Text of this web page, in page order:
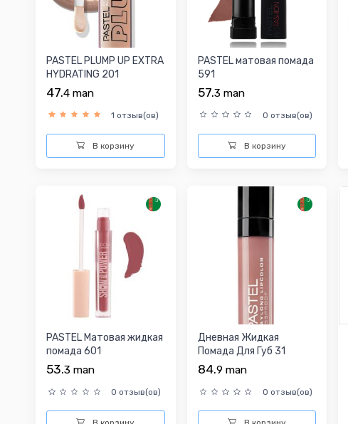
PASTEL PLUMP UP EXTRA
HYDRATING 201
47.4 man
1 отзыв(ов)
В корзину
PASTEL матовая помада
591
57.3 man
0 отзыв(ов)
В корзину
PASTEL Матовая жидкая
помада 601
53.3 man
0 отзыв(ов)
Дневная Жидкая
Помада Для Губ 31
84.9 man
0 отзыв(ов)